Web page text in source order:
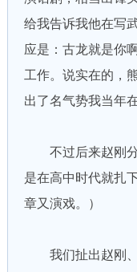
给我告诉我他在写
应是：古龙就是你
工作。说实在的，
出了名气势我当年
不过后来赵刚分
是在高中时代就扎
章又演戏。）
我们扯出赵刚、